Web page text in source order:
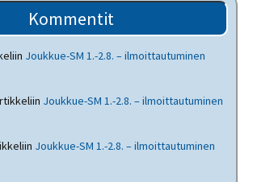
Kommentit
Joukkue-SM 1.-2.8. – ilmoittautuminen
Joukkue-SM 1.-2.8. – ilmoittautuminen
Joukkue-SM 1.-2.8. – ilmoittautuminen